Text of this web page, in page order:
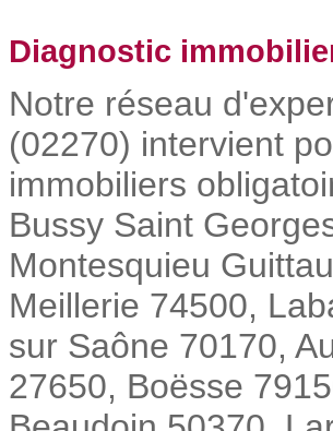
Diagnostic
Notre réseau
(02270) intervient
immobiliers
Bussy Saint
Montesquieu
Meillerie 74500,
sur Saône 70170,
27650, Boësse